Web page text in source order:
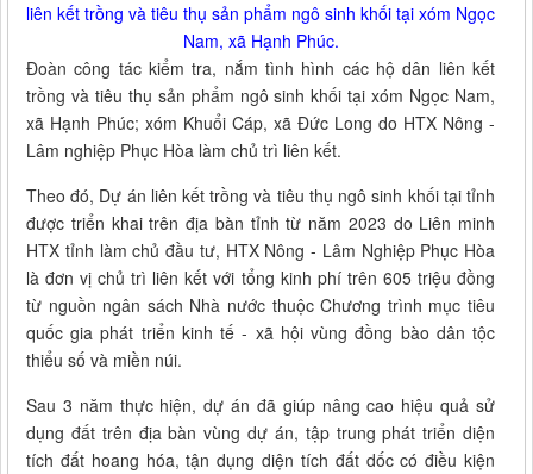
liên kết trồng và tiêu thụ sản phẩm ngô sinh khối tại xóm Ngọc
Nam, xã Hạnh Phúc.
Đoàn công tác kiểm tra, nắm tình hình các hộ dân liên kết
trồng và tiêu thụ sản phẩm ngô sinh khối tại xóm Ngọc Nam,
xã Hạnh Phúc; xóm Khuổi Cáp, xã Đức Long do HTX Nông -
Lâm nghiệp Phục Hòa làm chủ trì liên kết.
Theo đó, Dự án liên kết trồng và tiêu thụ ngô sinh khối tại tỉnh
được triển khai trên địa bàn tỉnh từ năm 2023 do Liên minh
HTX tỉnh làm chủ đầu tư, HTX Nông - Lâm Nghiệp Phục Hòa
là đơn vị chủ trì liên kết với tổng kinh phí trên 605 triệu đồng
từ nguồn ngân sách Nhà nước thuộc Chương trình mục tiêu
quốc gia phát triển kinh tế - xã hội vùng đồng bào dân tộc
thiểu số và miền núi.
Sau 3 năm thực hiện, dự án đã giúp nâng cao hiệu quả sử
dụng đất trên địa bàn vùng dự án, tập trung phát triển diện
tích đất hoang hóa, tận dụng diện tích đất dốc có điều kiện